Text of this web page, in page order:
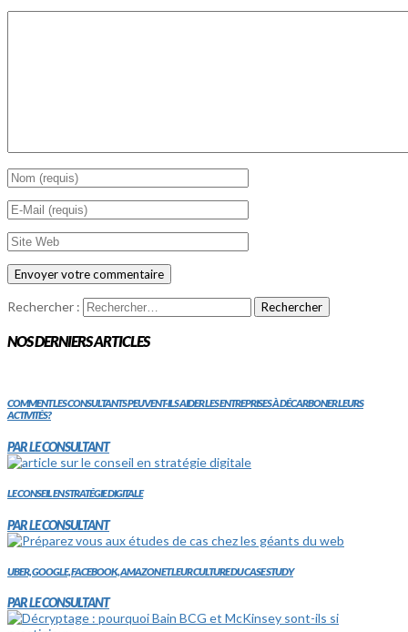
Rechercher :
NOS DERNIERS ARTICLES
COMMENT LES CONSULTANTS PEUVENT-ILS AIDER LES ENTREPRISES À DÉCARBONER LEURS
ACTIVITÉS?
PAR LE CONSULTANT
LE CONSEIL EN STRATÉGIE DIGITALE
PAR LE CONSULTANT
UBER, GOOGLE, FACEBOOK, AMAZON ET LEUR CULTURE DU CASE STUDY
PAR LE CONSULTANT